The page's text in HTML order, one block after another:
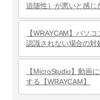
追随性）が悪いと感じ
【WRAYCAM】パソ
認識されない場合の対
【MicroStudio】動画
する【WRAYCAM】